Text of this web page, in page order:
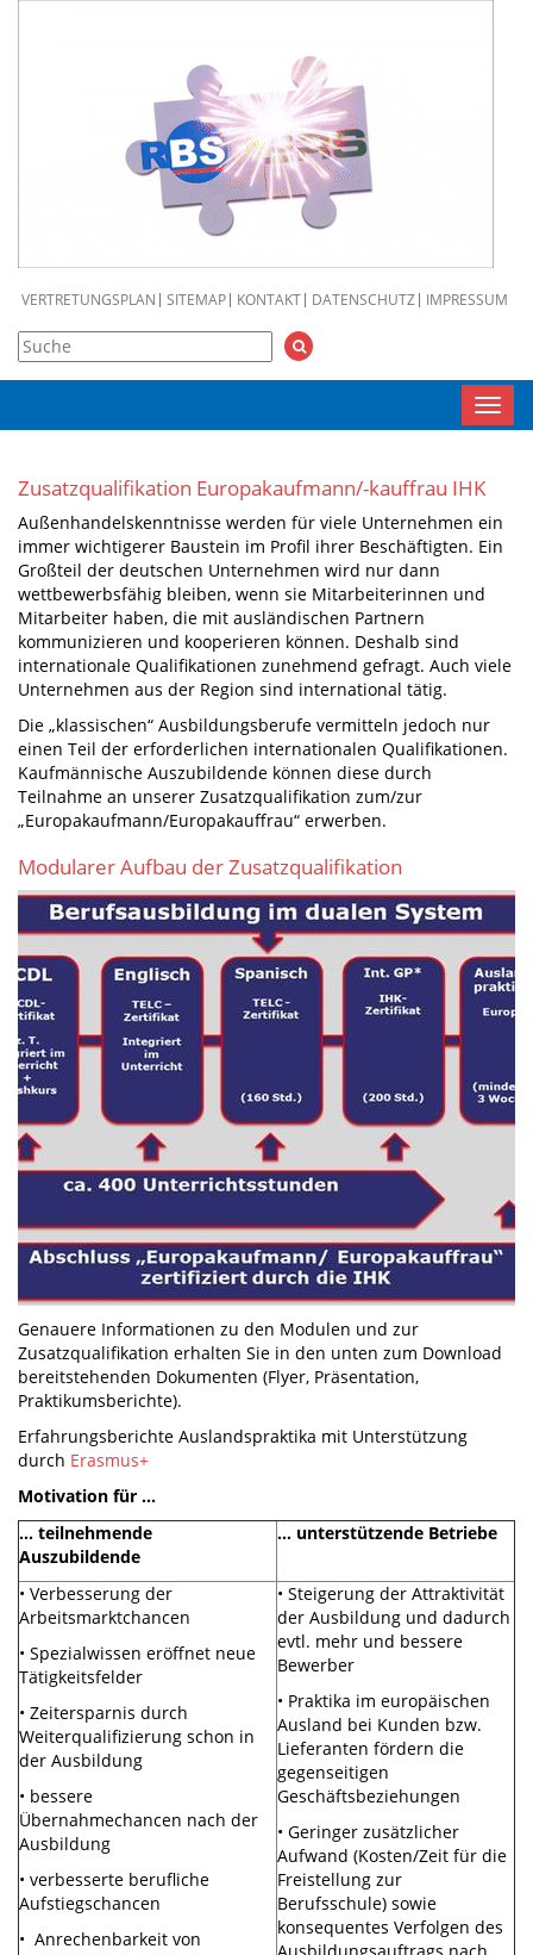
VERTRETUNGSPLAN SITEMAP KONTAKT DATENSCHUTZ IMPRESSUM
Zusatzqualifikation Europakaufmann/-kauffrau IHK
Außenhandelskenntnisse werden für viele Unternehmen ein
immer wichtigerer Baustein im Profil ihrer Beschäftigten. Ein
Großteil der deutschen Unternehmen wird nur dann
wettbewerbsfähig bleiben, wenn sie Mitarbeiterinnen und
Mitarbeiter haben, die mit ausländischen Partnern
kommunizieren und kooperieren können. Deshalb sind
internationale Qualifikationen zunehmend gefragt. Auch viele
Unternehmen aus der Region sind international tätig.
Die „klassischen“ Ausbildungsberufe vermitteln jedoch nur
einen Teil der erforderlichen internationalen Qualifikationen.
Kaufmännische Auszubildende können diese durch
Teilnahme an unserer Zusatzqualifikation zum/zur
„Europakaufmann/Europakauffrau“ erwerben.
Modularer Aufbau der Zusatzqualifikation
Genauere Informationen zu den Modulen und zur
Zusatzqualifikation erhalten Sie in den unten zum Download
bereitstehenden Dokumenten (Flyer, Präsentation,
Praktikumsberichte).
Erfahrungsberichte Auslandspraktika mit Unterstützung
durch Erasmus+
Motivation für …
… teilnehmende
Auszubildende
… unterstützende Betriebe
• Verbesserung der
Arbeitsmarktchancen
• Spezialwissen eröffnet neue
Tätigkeitsfelder
• Zeitersparnis durch
Weiterqualifizierung schon in
der Ausbildung
• bessere
Übernahmechancen nach der
Ausbildung
• verbesserte berufliche
Aufstiegschancen
• Anrechenbarkeit von
• Steigerung der Attraktivität
der Ausbildung und dadurch
evtl. mehr und bessere
Bewerber
• Praktika im europäischen
Ausland bei Kunden bzw.
Lieferanten fördern die
gegenseitigen
Geschäftsbeziehungen
• Geringer zusätzlicher
Aufwand (Kosten/Zeit für die
Freistellung zur
Berufsschule) sowie
konsequentes Verfolgen des